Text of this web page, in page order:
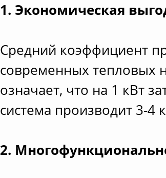
1. Экономическая
Средний коэффициент
современных тепловых
означает, что на 1 кВт
система производит 3-4
2.